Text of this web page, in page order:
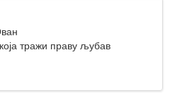
тражи праву љубав